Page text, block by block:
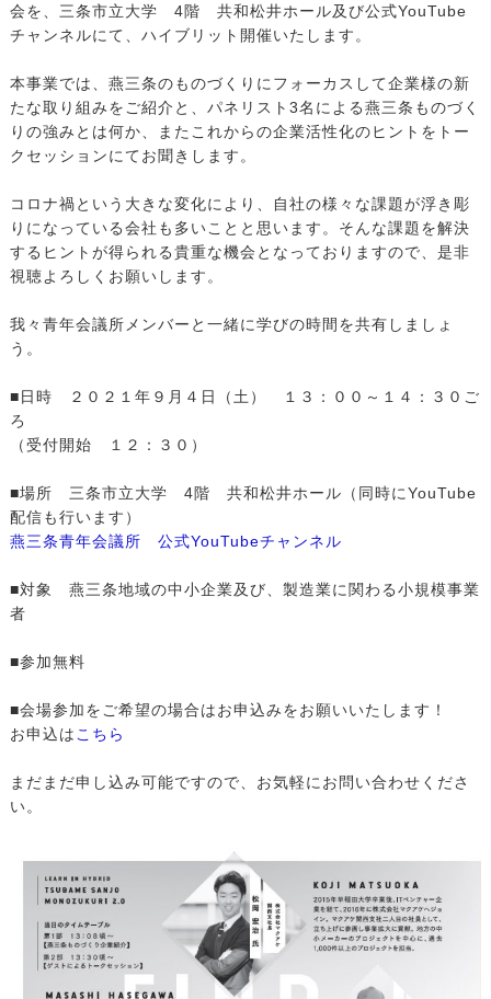
会を、三条市立大学 4階 共和松井ホール及び公式YouTube
チャンネルにて、ハイブリット開催いたします。
本事業では、燕三条のものづくりにフォーカスして企業様の新
たな取り組みをご紹介と、パネリスト3名による燕三条ものづく
りの強みとは何か、またこれからの企業活性化のヒントをトー
クセッションにてお聞きします。
コロナ禍という大きな変化により、自社の様々な課題が浮き彫
りになっている会社も多いことと思います。そんな課題を解決
するヒントが得られる貴重な機会となっておりますので、是非
視聴よろしくお願いします。
我々青年会議所メンバーと一緒に学びの時間を共有しましょ
う。
■日時 ２０２１年９月４日（土） １３：００～１４：３０ご
ろ
（受付開始 １２：３０）
■場所 三条市立大学 4階 共和松井ホール（同時にYouTube
配信も行います）
燕三条青年会議所 公式YouTubeチャンネル
■対象 燕三条地域の中小企業及び、製造業に関わる小規模事業
者
■参加無料
■会場参加をご希望の場合はお申込みをお願いいたします！
お申込は こちら
まだまだ申し込み可能ですので、お気軽にお問い合わせくださ
い。